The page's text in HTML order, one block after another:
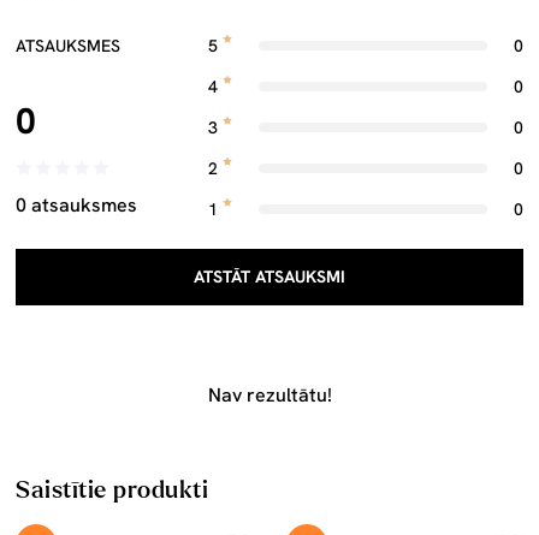
ATSAUKSMES
0
0 atsauksmes
5
0
4
0
3
0
2
0
1
0
ATSTĀT ATSAUKSMI
Nav rezultātu!
Saistītie produkti